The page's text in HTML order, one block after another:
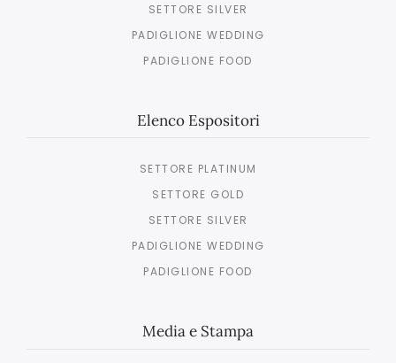
SETTORE SILVER
PADIGLIONE WEDDING
PADIGLIONE FOOD
Elenco Espositori
SETTORE PLATINUM
SETTORE GOLD
SETTORE SILVER
PADIGLIONE WEDDING
PADIGLIONE FOOD
Media e Stampa